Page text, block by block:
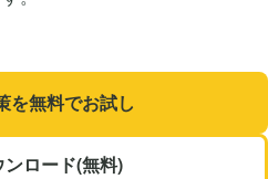
を無料でお試し
ロード(無料)